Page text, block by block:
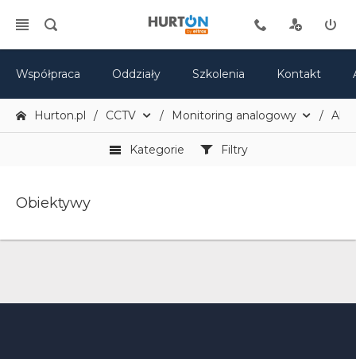
Współpraca Oddziały Szkolenia Kontakt
Hurton.pl CCTV Monitoring analogowy
Kategorie Filtry
Obiektywy